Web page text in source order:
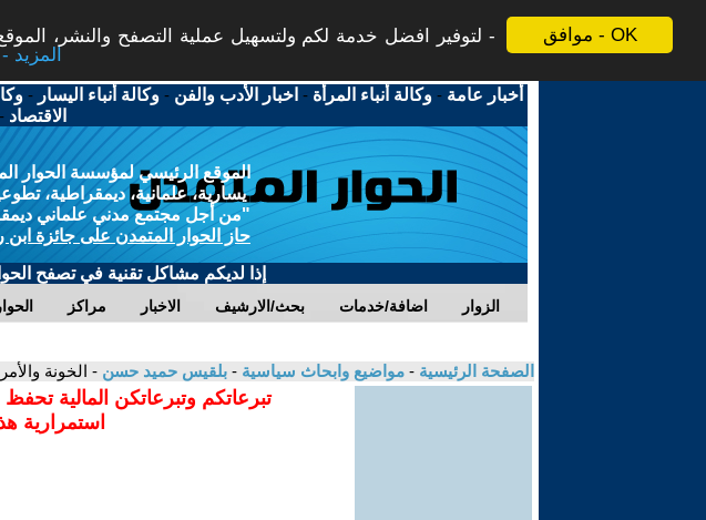
موافق - OK
لتوفير افضل خدمة لكم ولتسهيل عملية التصفح والنشر،
More info - المزيد
أخبار عامة -وكالة أنباء المرأة - اخبار الأدب والفن -وكالة أنباء اليسار -
الاقتصاد -
الموقع الرئيسي لمؤسسة الحوار
يسارية، علمانية، ديمقراطية،
"من أجل مجتمع مدني علماني
حاز الحوار المتمدن على جائزة ابن
إذا لديكم مشاكل تقنية في تصفح
مراكز الاخبار بحث/الارشيف اضافة/خدمات الزوار
الصفحة الرئيسية - مواضيع وابحاث سياسية - بلقيس حميد حسن - الخونة
تبرعاتكم وتبرعاتكن المالية
استمرارية